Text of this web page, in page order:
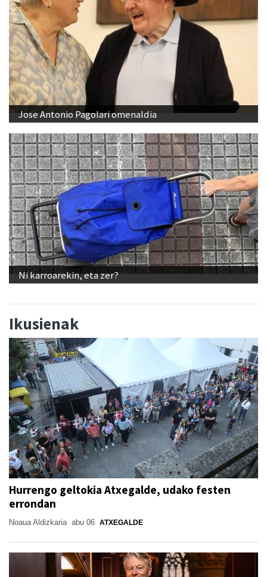
Jose Antonio Pagolari omenaldia
Ni karroarekin, eta zer?
Ikusienak
Hurrengo geltokia Atxegalde, udako festen
errondan
Noaua Aldizkaria abu 06 ATXEGALDE